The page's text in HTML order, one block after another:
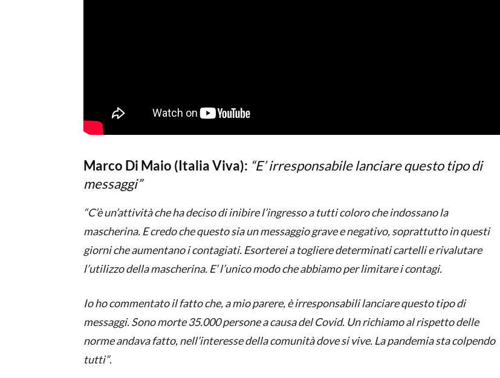
Marco Di Maio (Italia Viva): “E’ irresponsabile lanciare questo tipo di
messaggi”
“C’è un’attività che ha deciso di inibire l’ingresso a tutti coloro che indossano la
mascherina. E credo che questo sia un messaggio grave e negativo, soprattutto in questi
giorni che aumentano i contagiati. Esorterei a togliere determinati cartelli e rivalutare
l’utilizzo della mascherina. E’ l’unico modo che abbiamo per limitare i contagi.
Io ho commentato il fatto che, a mio parere, è irresponsabili lanciare questo tipo di
messaggi. Sono morte 35.000 persone a causa del Covid. Un richiamo al rispetto delle
norme andava fatto, nell’interesse della comunità dove si vive. La pandemia sta colpendo
tutti”.